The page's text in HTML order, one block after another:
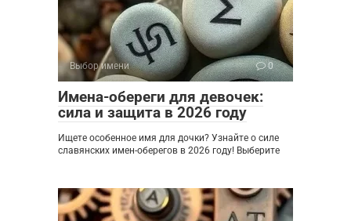
Выбор имени 0
Имена-обереги для девочек:
сила и защита в 2026 году
Ищете особенное имя для дочки? Узнайте о силе
славянских имен-оберегов в 2026 году! Выберите